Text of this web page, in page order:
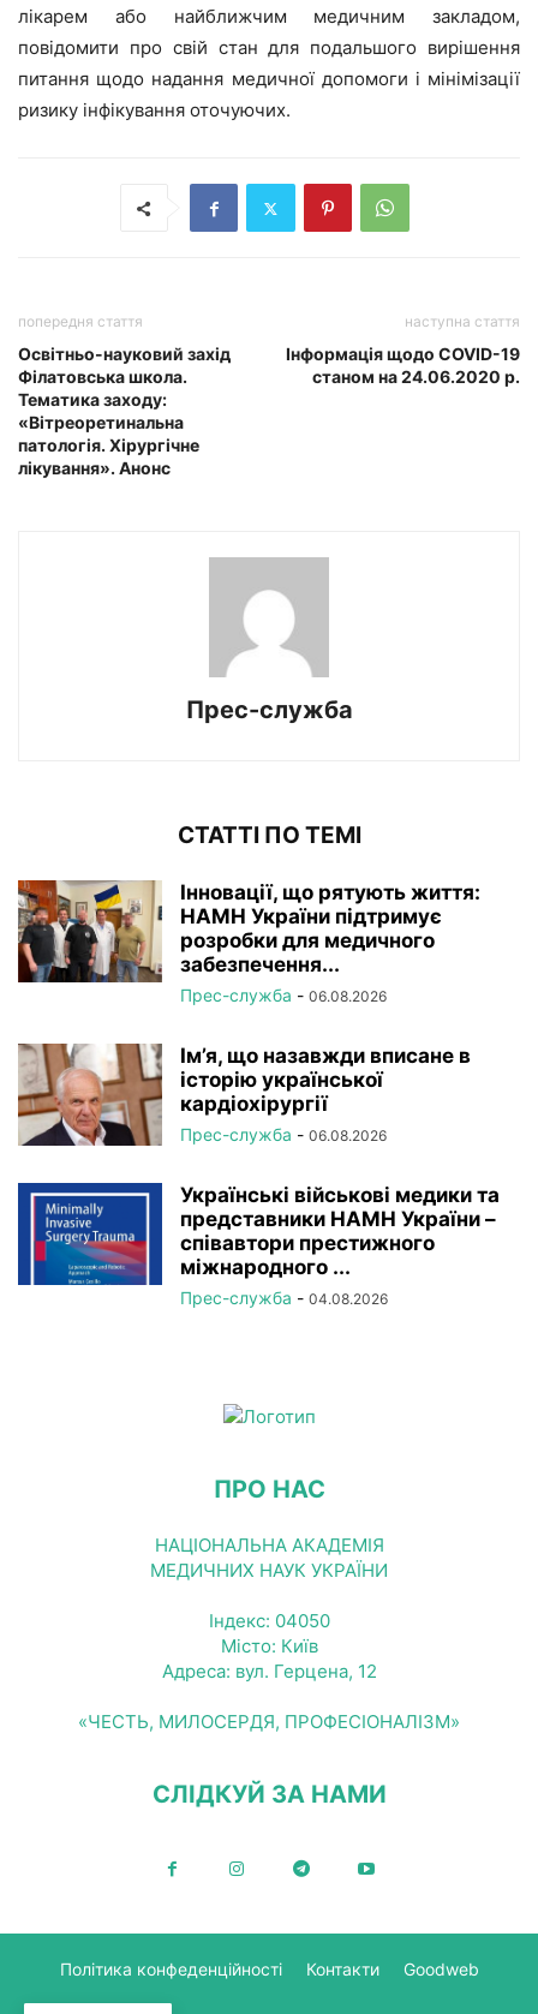
лікарем або найближчим медичним закладом,
повідомити про свій стан для подальшого вирішення
питання щодо надання медичної допомоги і мінімізації
ризику інфікування оточуючих.
попередня стаття
Освітньо-науковий захід
Філатовська школа.
Тематика заходу:
«Вітреоретинальна
патологія. Хірургічне
лікування». Анонс
наступна стаття
Інформація щодо COVID-19
станом на 24.06.2020 р.
Прес-служба
СТАТТІ ПО ТЕМІ
Інновації, що рятують життя:
НАМН України підтримує
розробки для медичного
забезпечення...
Прес-служба - 06.08.2026
Ім’я, що назавжди вписане в
історію української
кардіохірургії
Прес-служба - 06.08.2026
Українські військові медики та
представники НАМН України –
співавтори престижного
міжнародного ...
Прес-служба - 04.08.2026
ПРО НАС
НАЦІОНАЛЬНА АКАДЕМІЯ
МЕДИЧНИХ НАУК УКРАЇНИ
Індекс: 04050
Місто: Київ
Адреса: вул. Герцена, 12
«ЧЕСТЬ, МИЛОСЕРДЯ, ПРОФЕСІОНАЛІЗМ»
СЛІДКУЙ ЗА НАМИ
Політика конфеденційності Контакти Goodweb